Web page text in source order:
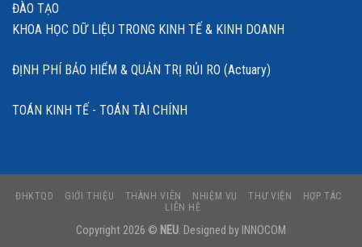
ĐÀO TẠO
KHOA HỌC DỮ LIỆU TRONG KINH TẾ & KINH DOANH
ĐỊNH PHÍ BẢO HIỂM & QUẢN TRỊ RỦI RO (Actuary)
TOÁN KINH TẾ - TOÁN TÀI CHÍNH
ĐHKTQD GIỚI THIỆU THÀNH VIÊN NHIỆM VỤ THƯ VIỆN
HỢP TÁC
LIÊN HỆ
Copyright 2026 © NEU. Designed by INNOCOM